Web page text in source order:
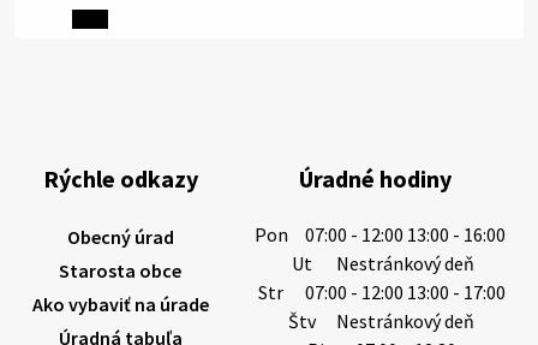
výdatnosti vodárenských zdrojov.
Západoslovenská vodárenská spoločnosť preto
6. augusta 2026 08:12
Rýchle odkazy
Obecný úrad
Starosta obce
Ako vybaviť na úrade
Úradná tabuľa
Úradné hodiny
Pon
07:00 - 12:00 13:00 - 16:00
Ut
Nestránkový deň
Str
07:00 - 12:00 13:00 - 17:00
Štv
Nestránkový deň